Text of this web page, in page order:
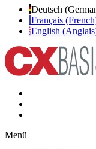
Deutsch
Français
English
Menü